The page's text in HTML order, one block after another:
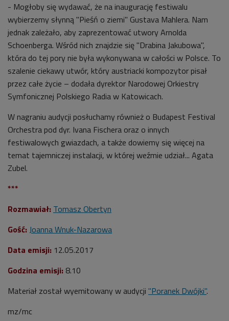
- Mogłoby się wydawać, że na inaugurację festiwalu
wybierzemy słynną "Pieśń o ziemi" Gustava Mahlera. Nam
jednak zależało, aby zaprezentować utwory Arnolda
Schoenberga. Wśród nich znajdzie się "Drabina Jakubowa",
która do tej pory nie była wykonywana w całości w Polsce. To
szalenie ciekawy utwór, który austriacki kompozytor pisał
przez całe życie – dodała dyrektor Narodowej Orkiestry
Symfonicznej Polskiego Radia w Katowicach.
W nagraniu audycji posłuchamy również o Budapest Festival
Orchestra pod dyr. Ivana Fischera oraz o innych
festiwalowych gwiazdach, a także dowiemy się więcej na
temat tajemniczej instalacji, w której weźmie udział... Agata
Zubel.
***
Rozmawiał: Tomasz Obertyn
Gość: Joanna Wnuk-Nazarowa
Data emisji: 12.05.2017
Godzina emisji: 8.10
Materiał został wyemitowany w audycji "Poranek Dwójki".
mz/mc